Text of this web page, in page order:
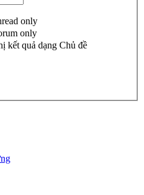
only
only
kết quả dạng Chủ đề